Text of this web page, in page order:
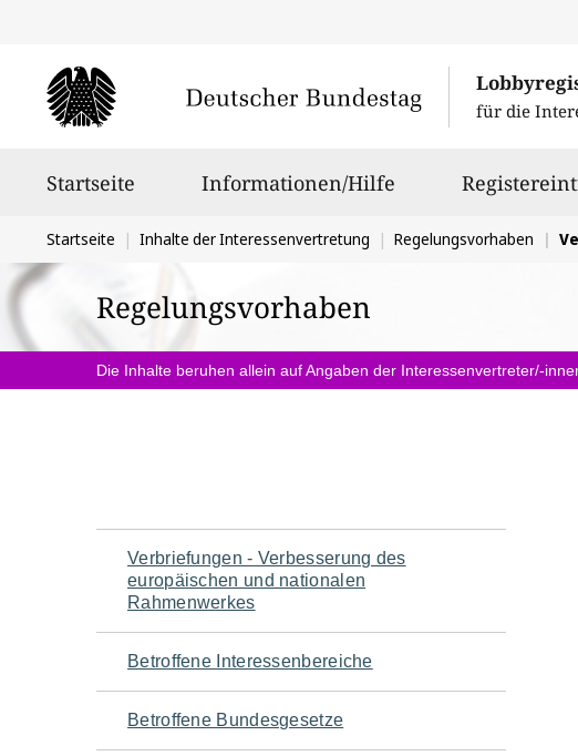
für die
Startseite Informationen/Hilfe
Sie
befinden
sich
hier:
Startseite Inhalte der Interessenvertretung Regelungsvorhaben
Regelungsvorhaben
Die Inhalte beruhen allein auf Angaben der Interessenvertreter/-
Navigation
für
den
Seiteninhalt
Verbriefungen - Verbesserung des
europäischen und nationalen
Rahmenwerkes
Betroffene Interessenbereiche
Betroffene Bundesgesetze